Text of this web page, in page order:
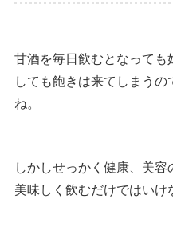
甘酒を毎日飲むとなっても
しても飽きは来てしまう
ね。
しかしせっかく健康、美
美味しく飲むだけではいけ